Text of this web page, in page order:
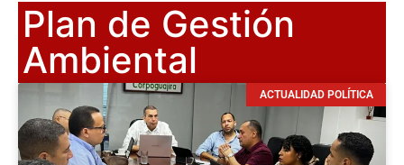
Plan de Gestión
Ambiental
ACTUALIDAD POLÍTICA